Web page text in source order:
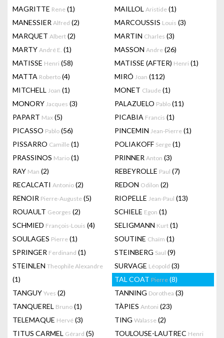
MAGRITTE Rene (1) MAILLOL Aristide (1)
MANESSIER Alfred (2) MARCOUSSIS Louis (3)
MARQUET Albert (2) MARTIN Charles (3)
MARTY André E. (1) MASSON Andre (26)
MATISSE Henri (58) MATISSE (AFTER) Henri (1)
MATTA Roberto (4) MIRÓ Joan (112)
MITCHELL Joan (1) MONET Claude (1)
MONORY Jacques (3) PALAZUELO Pablo (11)
PAPART Max (5) PICABIA Francis (1)
PICASSO Pablo (56) PINCEMIN Jean-Pierre (1)
PISSARRO Camille (1) POLIAKOFF Serge (1)
PRASSINOS Mario (1) PRINNER Anton (3)
RAY Man (2) REBEYROLLE Paul (7)
RECALCATI Antonio (2) REDON Odilon (2)
RENOIR Pierre-Auguste (5) RIOPELLE Jean-Paul (13)
ROUAULT Georges (2) SCHIELE Egon (1)
SCHMIED François-Louis (4) SELIGMANN Kurt (1)
SOULAGES Pierre (1) SOUTINE Chaïm (1)
SPRINGER Ferdinand (1) STEINBERG Saul (9)
STEINLEN Theophile Alexandre
(1)
SURVAGE Léopold (3)
TAL COAT Pierre (8)
TANGUY Yves (2) TANNING Dorothea (3)
TANQUEREL Bruno (1) TÀPIES Antoni (23)
TELEMAQUE Hervé (3) TING Walasse (2)
TITUS CARMEL Gérard (5) TOULOUSE-LAUTREC Henri